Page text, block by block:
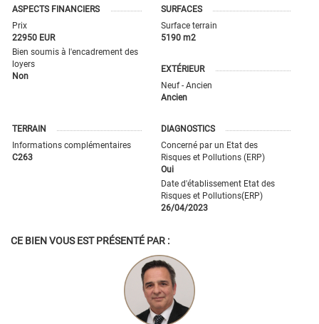
ASPECTS FINANCIERS
Prix
22950 EUR
Bien soumis à l'encadrement des
loyers
Non
SURFACES
Surface terrain
5190 m2
EXTÉRIEUR
Neuf - Ancien
Ancien
TERRAIN
Informations complémentaires
C263
DIAGNOSTICS
Concerné par un Etat des
Risques et Pollutions (ERP)
Oui
Date d'établissement Etat des
Risques et Pollutions(ERP)
26/04/2023
CE BIEN VOUS EST PRÉSENTÉ PAR :